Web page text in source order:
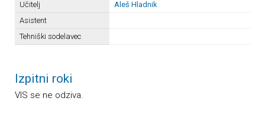
Učitelj
Aleš Hladnik
Asistent
Tehniški sodelavec
Izpitni roki
VIS se ne odziva.